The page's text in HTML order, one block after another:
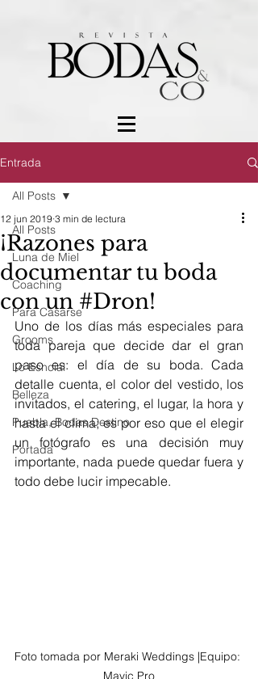
Entrada
All Posts
Luna de Miel
Coaching
Para Casarse
Grooms
Lo Esncial
Belleza
Puebla, Bodas Destino
Portada
All Posts
¡Razones para
documentar tu boda
con un #Dron!
12 jun 2019 3 min de lectura
Uno de los días más especiales para
toda pareja que decide dar el gran
paso es: el día de su boda. Cada
detalle cuenta, el color del vestido, los
invitados, el catering, el lugar, la hora y
hasta el clima; es por eso que el elegir
un fotógrafo es una decisión muy
importante, nada puede quedar fuera y
todo debe lucir impecable.
Foto tomada por Meraki Weddings |Equipo: